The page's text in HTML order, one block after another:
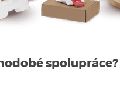
spolupráce?